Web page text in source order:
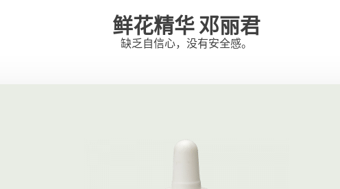
鲜花精华邓丽君
缺乏自信心，没有安全感。